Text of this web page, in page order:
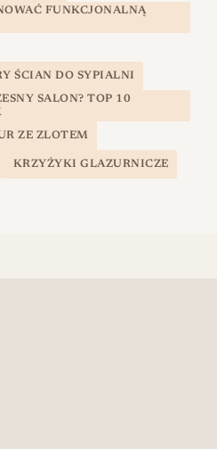
FUNKCJONALNĄ
ŚCIAN DO SYPIALNI
SALON? TOP 10
ZE ZLOTEM
KRZYŻYKI GLAZURNICZE